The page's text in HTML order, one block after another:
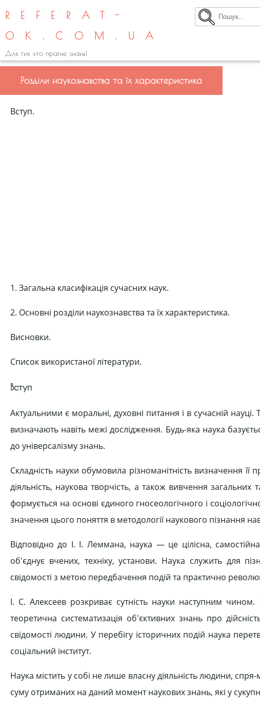
REFERAT-
OK.COM.UA
Для тих хто прагне знань!
Розділи наукознавства та їх характеристика
Вступ.
1. Загальна класифікація сучасних наук.
2. Основні розділи наукознавства та їх характеристика.
Висновки.
Список використаної літератури.
Вступ
Актуальними є моральні, духовні питання і в сучасній науці.
визначають навіть межі дослідження. Будь-яка наука
до універсалізму знань.
Складність науки обумовила різноманітність визначення
діяльність, наукова творчість, а також вивчення
формується на основі єдиного гносеологічного і
значення цього поняття в методології наукового пізнання
Відповідно до І. І. Леммана, наука — це цілісна,
об'єднує вчених, техніку, установи. Наука служить для
свідомості з метою передбачення подій та практично
І. С. Алексеев розкриває сутність науки наступним
теоретична систематизація об'єктивних знань про
свідомості людини. У перебігу історичних подій наука
соціальний інститут.
Наука містить у собі не лише власну діяльність людини,
суму отриманих на даний момент наукових знань, які у